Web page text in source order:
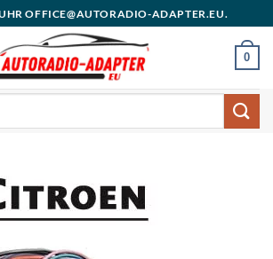
OFFICE@AUTORADIO-ADAPTER.EU.
0